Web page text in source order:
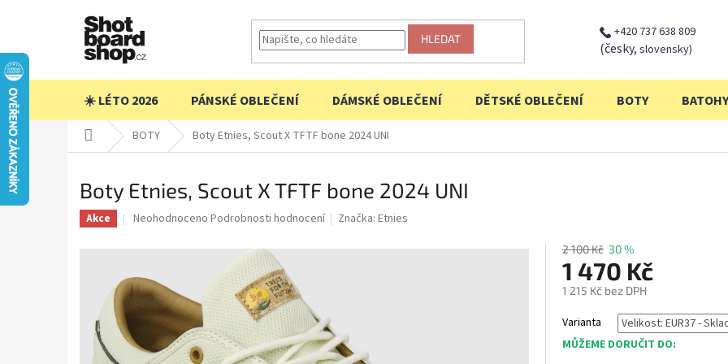
HLEDAT +420 737 638 809
(česky, slovensky)
☀️ LÉTO 2026
PÁNSKÉ OBLEČENÍ DÁMSKÉ OBLEČENÍ DĚTSKÉ OBLEČENÍ BOTY BATOHY
Domů BOTY Boty Etnies, Scout X TFTF bone 2024 UNI
Boty Etnies, Scout X TFTF bone 2024 UNI
Akce
Průměrné
produktu
0,0
z
5
hvězdiček.
Neohodnoceno Podrobnosti hodnocení Značka:Etnies
2 100 Kč 30 %
1 470 Kč
1 215 Kč bez DPH
cena:
Varianta
MŮŽEME DORUČIT DO: